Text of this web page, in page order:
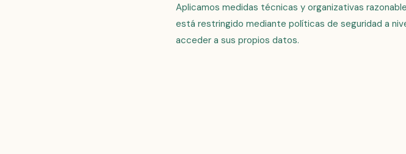
Aplicamos medidas técnicas y organizativas
está restringido mediante políticas de seguridad a
acceder a sus propios datos.